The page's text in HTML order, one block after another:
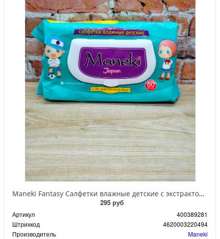
Maneki Fantasy Салфетки влажные детские с экстрактом Алоэ вера 60 шт
295 руб
Артикул
400389281
Штрихкод
4620003220494
Производитель
Maneki